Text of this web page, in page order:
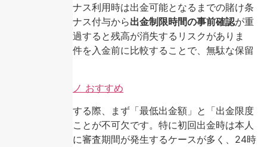
す。また、ボーナス利用時は出金可能となるまでの賭け条
件消化と、ボーナス付与から出金制限時間の事前確認が重
要で、これを超過すると残高が消失するリスクがありま
す。こうした条件を入金前に比較することで、無駄な保留
オンラインカジノ おすすめ
出金条件を確認する際、まず「最低出金額」と「出金限度
額」を把握することが不可欠です。特に初回出金時は本人
確認書類提出後に審査期間が発生するケースが多く、24時